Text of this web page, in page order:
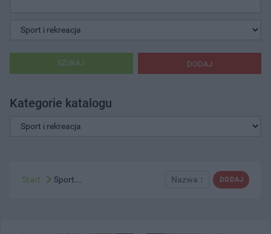
DODAJ
SZUKAJ
Kategorie katalogu
DODAJ
Nazwa ↑
Start Sport...